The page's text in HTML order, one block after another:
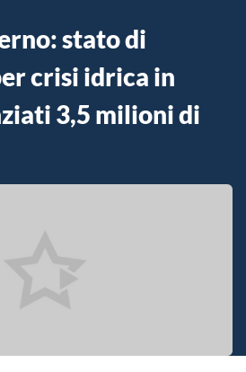
stato di
crisi idrica in
3,5 milioni di